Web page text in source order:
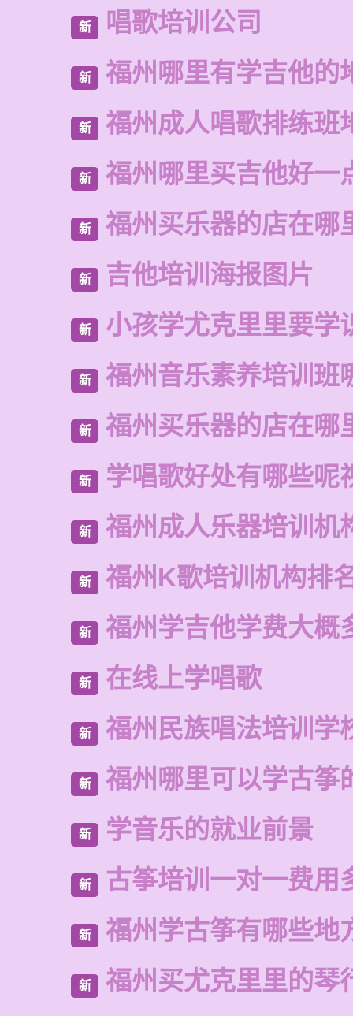
新 唱歌培训公司
新 福州哪里有学吉他的
新 福州成人唱歌排练班
新 福州哪里买吉他好一
新 福州买乐器的店在哪
新 吉他培训海报图片
新 小孩学尤克里里要学
新 福州音乐素养培训班
新 福州买乐器的店在哪
新 学唱歌好处有哪些呢
新 福州成人乐器培训机
新 福州K歌培训机构排
新 福州学吉他学费大概
新 在线上学唱歌
新 福州民族唱法培训学
新 福州哪里可以学古筝
新 学音乐的就业前景
新 古筝培训一对一费用
新 福州学古筝有哪些地
新 福州买尤克里里的琴